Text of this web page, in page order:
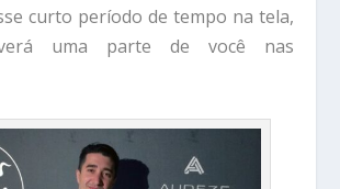
curto período de tempo na tela,
uma parte de você nas